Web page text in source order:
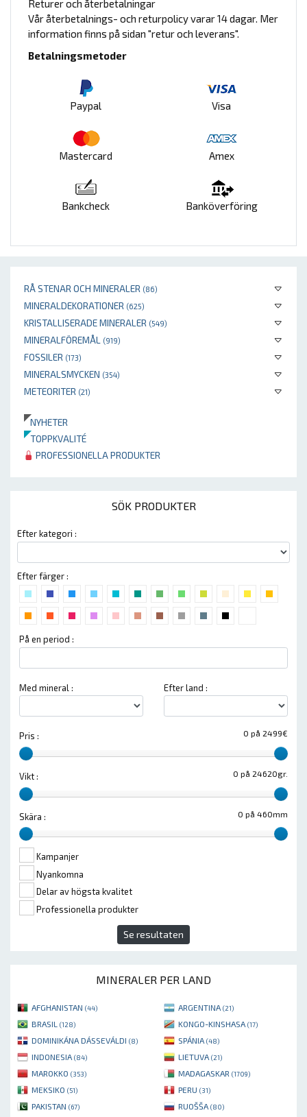
RÅ STENAR OCH MINERALER (86)
MINERALDEKORATIONER (625)
KRISTALLISERADE MINERALER (549)
MINERALFÖREMÅL (919)
FOSSILER (173)
MINERALSMYCKEN (354)
METEORITER (21)
NYHETER
TOPPKVALITÉ
PROFESSIONELLA PRODUKTER
SÖK PRODUKTER
Efter kategori :
Efter färger :
På en period :
Med mineral : Efter land :
0 på 2499€
Pris :
0 på 24620gr.
Vikt :
0 på 460mm
Skära :
Kampanjer
Nyankomna
Delar av högsta kvalitet
Professionella produkter
Se resultaten
MINERALER PER LAND
AFGHANISTAN (44) ARGENTINA (21)
BRASIL (128) KONGO-KINSHASA (17)
DOMINIKÁNA DÁSSEVÁLDI (8) SPÁNIA (48)
INDONESIA (84) LIETUVA (21)
MAROKKO (353) MADAGASKAR (1709)
MEKSIKO (51) PERU (31)
PAKISTAN (67) RUOŠŠA (80)
Returer och återbetalningar
Vår återbetalnings- och returpolicy varar 14 dagar. Mer
information finns på sidan "retur och leverans".
Betalningsmetoder
Paypal Visa
Mastercard Amex
Bankcheck Banköverföring